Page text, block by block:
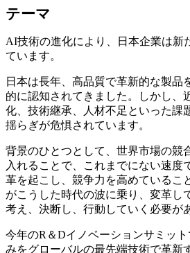
テーマ
AI技術の進化により、日本企業は新
ています。
日本は長年、高品質で革新的な製品
的に認知されてきました。しかし、
化、技術継承、人材不足といった課
揺らぎが危惧されています。
背景のひとつとして、世界市場の競
入れることで、これまでにない速度
革を起こし、競争力を高めているこ
がこうした時代の波に乗り、変革し
考え、決断し、行動していく必要が
今年のR＆Dイノベーションサミッ
みをグローバルの最先端技術で革新